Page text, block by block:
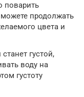
поварить
продолжать
цвета и
густой,
воду на
густоту